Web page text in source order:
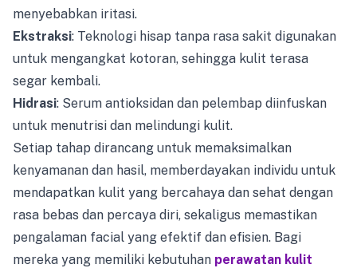
menyebabkan iritasi.
Ekstraksi: Teknologi hisap tanpa rasa sakit digunakan
untuk mengangkat kotoran, sehingga kulit terasa
segar kembali.
Hidrasi: Serum antioksidan dan pelembap diinfuskan
untuk menutrisi dan melindungi kulit.
Setiap tahap dirancang untuk memaksimalkan
kenyamanan dan hasil, memberdayakan individu untuk
mendapatkan kulit yang bercahaya dan sehat dengan
rasa bebas dan percaya diri, sekaligus memastikan
pengalaman facial yang efektif dan efisien. Bagi
mereka yang memiliki kebutuhan perawatan kulit